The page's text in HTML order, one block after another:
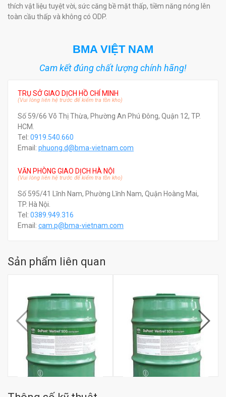
thích vật liệu tuyệt vời, sức căng bề mặt thấp, tiềm năng nóng lên
toàn cầu thấp và không có ODP.
BMA VIỆT NAM
Cam kết đúng chất lượng chính hãng!
TRỤ SỞ GIAO DỊCH HỒ CHÍ MINH
(Vui lòng liên hệ trước để kiểm tra tồn kho)
Số 59/66 Võ Thị Thừa, Phường An Phú Đông, Quận 12, TP.
HCM.
Tel: 0919.540.660
Email: phuong.d@bma-vietnam.com
VĂN PHÒNG GIAO DỊCH HÀ NỘI
(Vui lòng liên hệ trước để kiểm tra tồn kho)
Số 595/41 Lĩnh Nam, Phường Lĩnh Nam, Quận Hoàng Mai,
TP. Hà Nội.
Tel: 0389.949.316
Email: cam.p@bma-vietnam.com
Sản phẩm liên quan